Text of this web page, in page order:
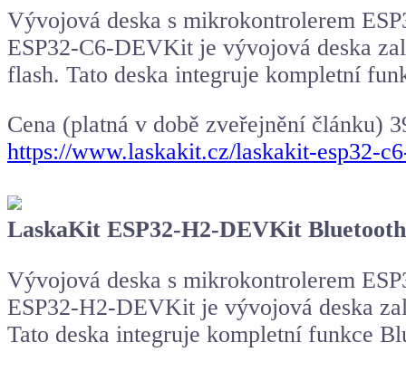
Vývojová deska s mikrokontrolerem
ESP32-C6-DEVKit je vývojová deska
flash. Tato deska integruje kompletní
Cena (platná v době zveřejnění článku)
https://www.laskakit.cz/laskakit-esp32-
LaskaKit ESP32-H2-DEVKit
Vývojová deska s mikrokontrolerem
ESP32-H2-DEVKit je vývojová deska
Tato deska integruje kompletní funkce